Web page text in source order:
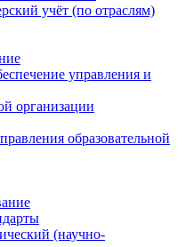
учёт (по отраслям)
управления и
организации
образовательной
(научно-